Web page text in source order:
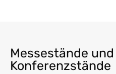
Messestände und
Konferenzstände